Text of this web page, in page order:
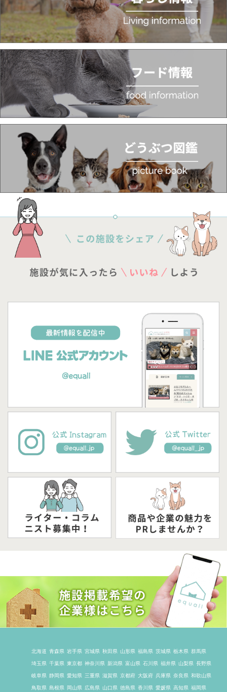
北海道 青森県 岩手県 宮城県 秋田県 山形県 福島県 茨城県 栃木県 群馬県
埼玉県 千葉県 東京都 神奈川県 新潟県 富山県 石川県 福井県 山梨県 長野県
岐阜県 静岡県 愛知県 三重県 滋賀県 京都府 大阪府 兵庫県 奈良県 和歌山県
鳥取県 島根県 岡山県 広島県 山口県 徳島県 香川県 愛媛県 高知県 福岡県